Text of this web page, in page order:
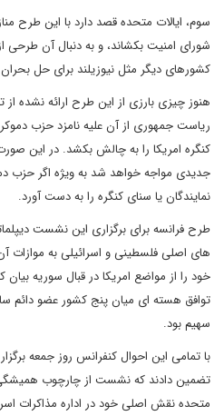
سوم، ایالات متحده قصد دارد با این طرح
شورای امنیت بکشاند، و به دنبال آن طرحی از
کشورهای دیگر مثل نیوزیلند برای حل
هنوز چیزی بارزی از این طرح ارائه نشده از
ریاست جمهوری از آن علیه نامزد حزب
کنگره امریکا را به چالش بکشد. در این
جدیدی مواجه خواهد شد به ویژه اگر حزب
نمایندگان یا سنای کنگره را به دست آورد.
طرح فرانسه برای برگزاری این نشست
های اصلی فلسطینی و اسرائیلی به موازات
خود را از مواضع امریکا در قبال سوریه
توافق هسته ای میان پنج کشور عضو دائم
سهیم بود.
با تمامی این احوال کنفرانس روز جمعه
تضمین دادند که نشست از چارچوب
متحده نقش اصلی خود در اداره مذاکرات